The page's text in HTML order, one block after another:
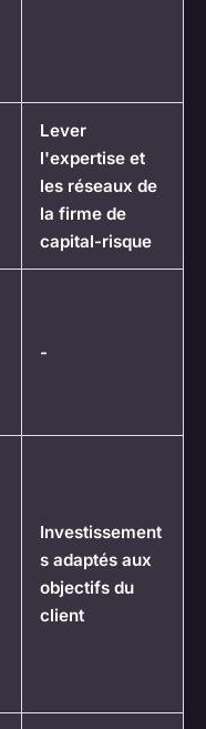
Lever
l'expertise et
les réseaux de
la firme de
capital-risque
-
Investissement
s adaptés aux
objectifs du
client